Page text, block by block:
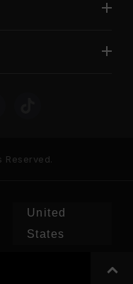
Reserved.
United
States